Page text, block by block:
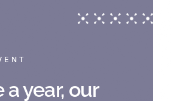
year, our